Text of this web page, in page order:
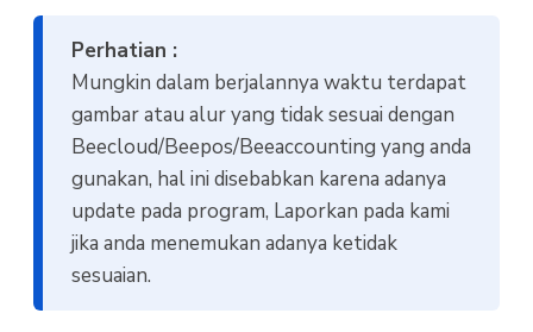
Perhatian :
Mungkin dalam berjalannya waktu terdapat
gambar atau alur yang tidak sesuai dengan
Beecloud/Beepos/Beeaccounting yang anda
gunakan, hal ini disebabkan karena adanya
update pada program, Laporkan pada kami
jika anda menemukan adanya ketidak
sesuaian.